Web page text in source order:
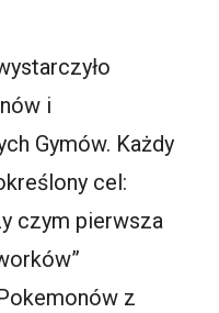
i
Gymów. Każdy
cel:
czym pierwsza
z